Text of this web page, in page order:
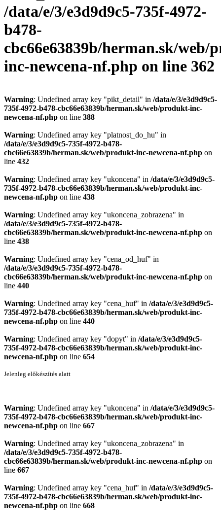
/data/e/3/e3d9d9c5-735f-4972-
b478-
cbc66e63839b/herman.sk/web/
inc-newcena-nf.php on line 362
Warning: Undefined array key "pikt_detail" in /data/e/3/e3d9d9c5-
735f-4972-b478-cbc66e63839b/herman.sk/web/produkt-inc-
newcena-nf.php on line 388
Warning: Undefined array key "platnost_do_hu" in
/data/e/3/e3d9d9c5-735f-4972-b478-
cbc66e63839b/herman.sk/web/produkt-inc-newcena-nf.php on
line 432
Warning: Undefined array key "ukoncena" in /data/e/3/e3d9d9c5-
735f-4972-b478-cbc66e63839b/herman.sk/web/produkt-inc-
newcena-nf.php on line 438
Warning: Undefined array key "ukoncena_zobrazena" in
/data/e/3/e3d9d9c5-735f-4972-b478-
cbc66e63839b/herman.sk/web/produkt-inc-newcena-nf.php on
line 438
Warning: Undefined array key "cena_od_huf" in
/data/e/3/e3d9d9c5-735f-4972-b478-
cbc66e63839b/herman.sk/web/produkt-inc-newcena-nf.php on
line 440
Warning: Undefined array key "cena_huf" in /data/e/3/e3d9d9c5-
735f-4972-b478-cbc66e63839b/herman.sk/web/produkt-inc-
newcena-nf.php on line 440
Warning: Undefined array key "dopyt" in /data/e/3/e3d9d9c5-
735f-4972-b478-cbc66e63839b/herman.sk/web/produkt-inc-
newcena-nf.php on line 654
Jelenleg előkészítés alatt
Warning: Undefined array key "ukoncena" in /data/e/3/e3d9d9c5-
735f-4972-b478-cbc66e63839b/herman.sk/web/produkt-inc-
newcena-nf.php on line 667
Warning: Undefined array key "ukoncena_zobrazena" in
/data/e/3/e3d9d9c5-735f-4972-b478-
cbc66e63839b/herman.sk/web/produkt-inc-newcena-nf.php on
line 667
Warning: Undefined array key "cena_huf" in /data/e/3/e3d9d9c5-
735f-4972-b478-cbc66e63839b/herman.sk/web/produkt-inc-
newcena-nf.php on line 668